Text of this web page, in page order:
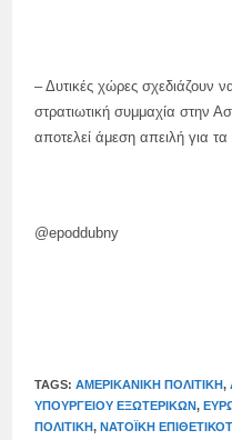
– Δυτικές χώρες σχεδιάζουν
στρατιωτική συμμαχία στην
αποτελεί άμεση απειλή για
@epoddubny
TAGS:ΑΜΕΡΙΚΑΝΙΚΉ ΠΟΛΙΤΙΚΉ,
ΥΠΟΥΡΓΕΊΟΥ ΕΞΩΤΕΡΙΚΏΝ,
ΠΟΛΙΤΙΚΉ, ΝΑΤΟΪΚΉ